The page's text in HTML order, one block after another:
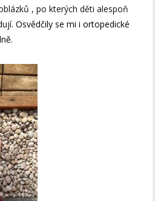
, po kterých děti alespoň
Osvědčily se mi i ortopedické